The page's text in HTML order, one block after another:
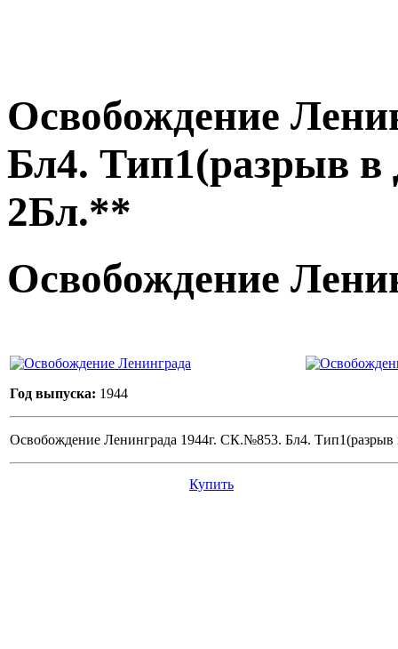
Освобождение
Бл4. Тип1(разрыв в
2Бл.**
Освобождение
Год выпуска: 1944
Освобождение Ленинграда 1944г. СК.№853. Бл4.
Купить